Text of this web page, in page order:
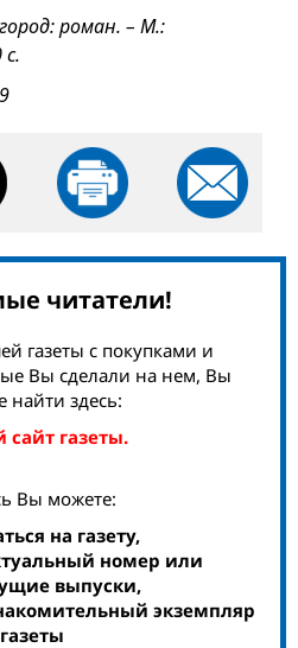
роман. – М.:
читатели!
газеты с покупками и
Вы сделали на нем, Вы
найти здесь:
сайт газеты.
Вы можете:
на газету,
номер или
выпуски,
экземпляр
газеты